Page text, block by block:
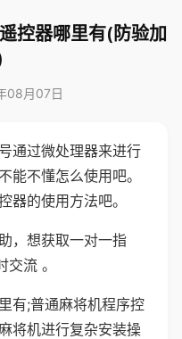
控器哪里有(防验加
08月07日
通过微处理器来进行
能不懂怎么使用吧。
器的使用方法吧。
，想获取一对一指
流 。
有;普通麻将机程序控
将机进行复杂安装操